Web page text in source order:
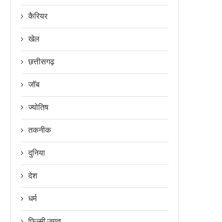
कैरियर
खेल
छत्तीसगढ़
जॉब
ज्योतिष
तकनीक
दुनिया
देश
धर्म